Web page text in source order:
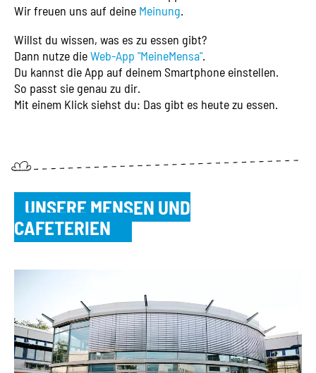
Wir freuen uns auf deine Meinung.
Willst du wissen, was es zu essen gibt?
Dann nutze dieWeb-App "MeineMensa".
Du kannst die App auf deinem Smartphone einstellen.
So passt sie genau zu dir.
Mit einem Klick siehst du: Das gibt es heute zu essen.
UNSERE MENSEN UND
CAFETERIEN